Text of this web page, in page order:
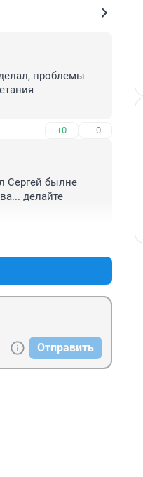
проблемы
+0 –0
Сергей былне
делайте
Отправить